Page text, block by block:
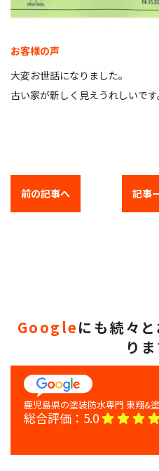
お客様の声
大変お世話になりました。
古い家が新しく見えうれしいです
前の記事へ 記事
Googleにも続々
りま
総合評価： 5.0